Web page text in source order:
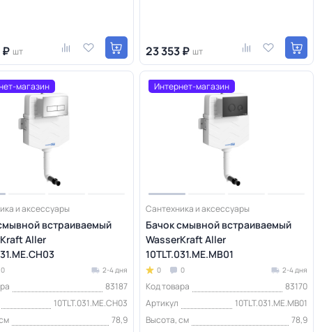
₽ шт 23 353 ₽ шт
магазин
и аксессуары
встраиваемый
Aller
0 2-4 дня
83187
10TLT.031.ME.CH03
78,9
Интернет-магазин
Сантехника и аксессуары
Бачок смывной встраиваемый
WasserKraft Aller
10TLT.031.ME.MB01
0 0 2-4 дня
Код товара
83170
Артикул
10TLT.031.ME.MB01
Высота, см
78,9